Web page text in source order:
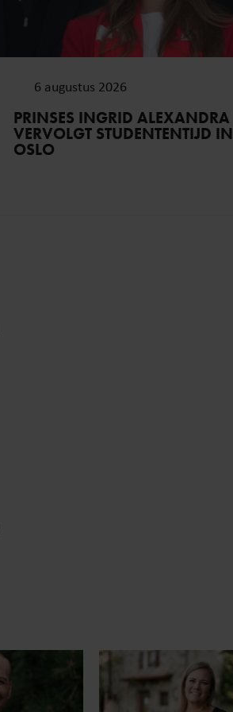
6 augustus 2026
PRINSES INGRID ALEXANDRA
VERVOLGT STUDENTENTIJD IN
OSLO